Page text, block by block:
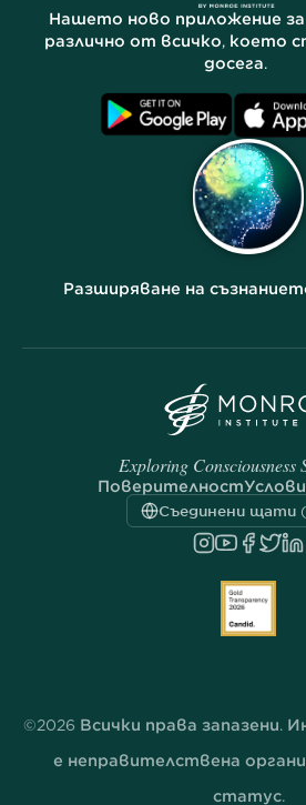
Партньорска програма
Локации
Често задавани въпроси
Нашето ново приложение
различно от всичко, което
досега.
Разширяване на
Exploring Consciousness
Поверителност
Съединени щати
©2026 Всички права
е неправителствена
статус.